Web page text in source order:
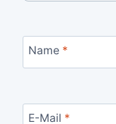
Name *
E-Mail *